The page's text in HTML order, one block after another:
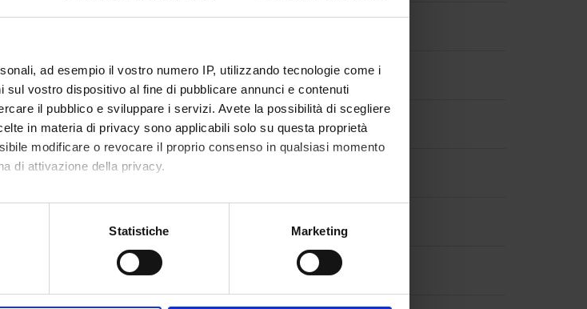
ad esempio il vostro numero IP, utilizzando tecnologie come i
vostro dispositivo al fine di pubblicare annunci e contenuti
il pubblico e sviluppare i servizi. Avete la possibilità di scegliere
in materia di privacy sono applicabili solo su questa proprietà
modificare o revocare il proprio consenso in qualsiasi momento
di attivazione della privacy.
con un'approssimazione di qualche metro,
Statistiche Marketing
e di espressione
(DM) (DM)
(DM) (DM)
e di espressione
(DNBM) (DNBM)
e di espressione
(DSVR) (DSVR)